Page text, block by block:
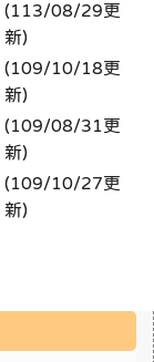
(113/08/29更
新)
(109/10/18更
新)
(109/08/31更
新)
(109/10/27更
新)